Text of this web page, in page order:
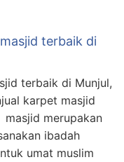
terbaik di
terbaik di Munjul,
karpet masjid
merupakan
ibadah
umat muslim